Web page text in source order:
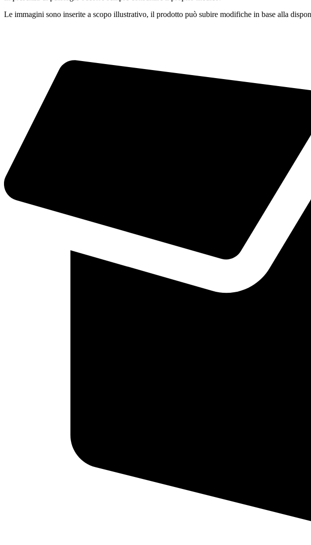
Le immagini sono inserite a scopo illustrativo, il prodotto può subire modifiche in base alla